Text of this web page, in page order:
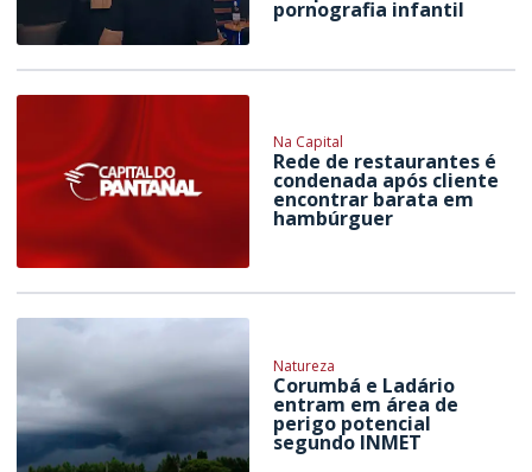
pornografia infantil
Na Capital
Rede de restaurantes é
condenada após cliente
encontrar barata em
hambúrguer
Natureza
Corumbá e Ladário
entram em área de
perigo potencial
segundo INMET